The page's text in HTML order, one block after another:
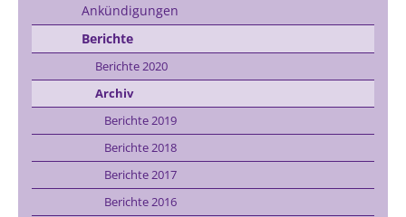
Ankündigungen
Berichte
Berichte 2020
Archiv
Berichte 2019
Berichte 2018
Berichte 2017
Berichte 2016